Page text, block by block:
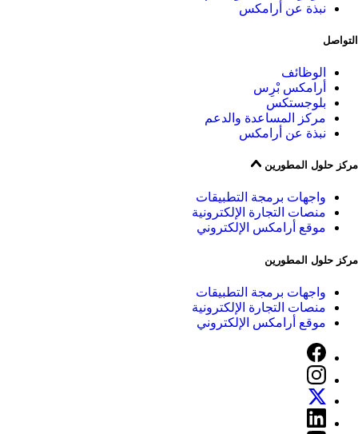
نبذة عن أرامكس
التواصل
الوظائف
أرامكس بْرِس
بلوجستكس
مركز المساعدة والدعم
نبذة عن أرامكس
مركز حلول المطورين
واجهات برمجة التطبيقات
منصات التجارة الإلكترونية
موقع أرامكس الإلكتروني
مركز حلول المطورين
واجهات برمجة التطبيقات
منصات التجارة الإلكترونية
موقع أرامكس الإلكتروني